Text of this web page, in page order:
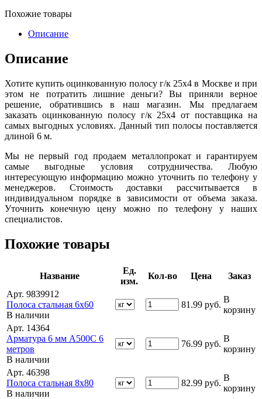
Похожие товары
Описание
Описание
Хотите купить оцинкованную полосу г/к 25х4 в Москве и при
этом не потратить лишние деньги? Вы приняли верное
решение, обратившись в наш магазин. Мы предлагаем
заказать оцинкованную полосу г/к 25х4 от поставщика на
самых выгодных условиях. Данный тип полосы поставляется
длиной 6 м.
Мы не первый год продаем металлопрокат и гарантируем
самые выгодные условия сотрудничества. Любую
интересующую информацию можно уточнить по телефону у
менеджеров. Стоимость доставки рассчитывается в
индивидуальном порядке в зависимости от объема заказа.
Уточнить конечную цену можно по телефону у наших
специалистов.
Похожие товары
Название
Ед.
изм.
Кол-во Цена
Заказ
Арт. 9839912
Полоса стальная 6х60
В наличии
81.99 руб.
В
корзину
Арт. 14364
Арматура 6 мм А500С 6
метров
В наличии
76.99 руб.
В
корзину
Арт. 46398
Полоса стальная 8х80
В наличии
82.99 руб.
В
корзину